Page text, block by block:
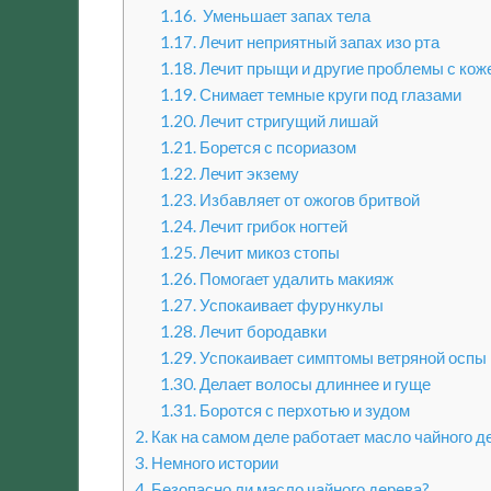
1.16.Уменьшает запах тела
1.17.Лечит неприятный запах изо рта
1.18.Лечит прыщи и другие проблемы с
1.19.Снимает темные круги под глазами
1.20.Лечит стригущий лишай
1.21.Борется с псориазом
1.22.Лечит экзему
1.23.Избавляет от ожогов бритвой
1.24.Лечит грибок ногтей
1.25.Лечит микоз стопы
1.26.Помогает удалить макияж
1.27.Успокаивает фурункулы
1.28.Лечит бородавки
1.29.Успокаивает симптомы ветряной оспы
1.30.Делает волосы длиннее и гуще
1.31.Боротся с перхотью и зудом
2. Как на самом деле работает масло чайного
3. Немного истории